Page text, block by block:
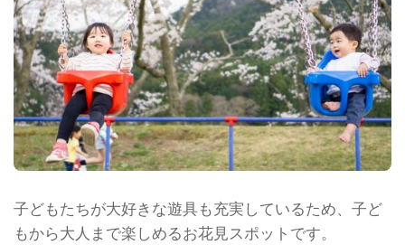
子どもたちが大好きな遊具も充実しているため、子ど
もから大人まで楽しめるお花見スポットです。